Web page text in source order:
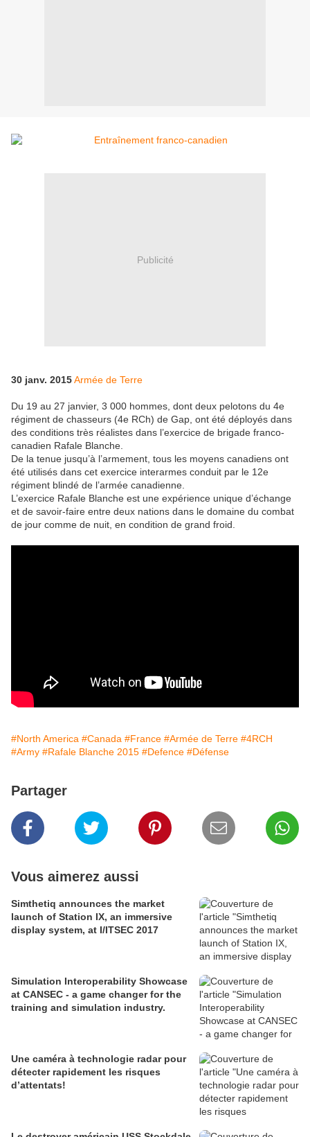
Publicité
30 janv. 2015Armée de Terre
Du 19 au 27 janvier, 3 000 hommes, dont deux pelotons du 4e
régiment de chasseurs (4e RCh) de Gap, ont été déployés dans
des conditions très réalistes dans l’exercice de brigade franco-
canadien Rafale Blanche.
De la tenue jusqu’à l’armement, tous les moyens canadiens ont
été utilisés dans cet exercice interarmes conduit par le 12e
régiment blindé de l’armée canadienne.
L’exercice Rafale Blanche est une expérience unique d’échange
et de savoir-faire entre deux nations dans le domaine du combat
de jour comme de nuit, en condition de grand froid.
#North America #Canada #France #Armée de Terre #4RCH
#Army #Rafale Blanche 2015 #Defence #Défense
Partager
Vous aimerez aussi
Simthetiq announces the market
launch of Station IX, an immersive
display system, at I/ITSEC 2017
Simulation Interoperability Showcase
at CANSEC - a game changer for the
training and simulation industry.
Une caméra à technologie radar pour
détecter rapidement les risques
d’attentats!